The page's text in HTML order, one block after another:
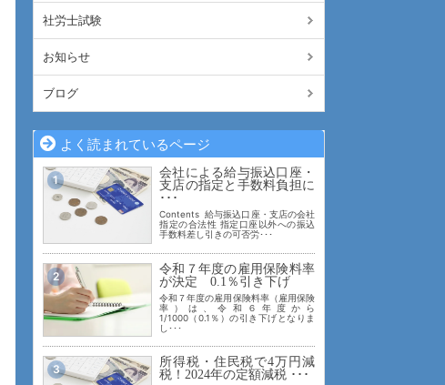
社労士試験
お知らせ
ブログ
よく読まれているページ
1
会社による給与振込口座・
支店の指定と手数料負担に
･･･
Contents 給与振込口座・支店の会社
指定の合法性 指定口座以外への振込
手数料差し引きの可否労･･･
2
令和７年度の雇用保険料率
が決定 0.1％引き下げ
令和７年度の雇用保険料率（雇用保険
率）は、令和６年度から
1/1000（0.1％）の引き下げとなりま
し･･･
3
所得税・住民税で4万円減
税！2024年の定額減税 ･･･